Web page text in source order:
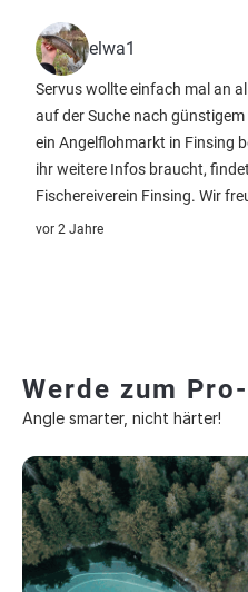
elwa1
Servus wollte einfach mal an
auf der Suche nach
ein Angelflohmarkt in Finsing
ihr weitere Infos braucht,
Fischereiverein Finsing. Wir
vor 2 Jahre
Werde zum
Angle smarter, nicht härter!